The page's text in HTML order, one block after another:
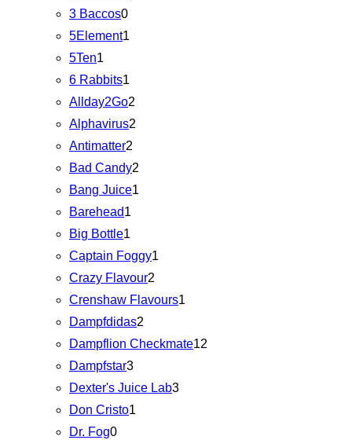
3 Baccos0
5Element1
5Ten1
6 Rabbits1
Allday2Go2
Alphavirus2
Antimatter2
Bad Candy2
Bang Juice1
Barehead1
Big Bottle1
Captain Foggy1
Crazy Flavour2
Crenshaw Flavours1
Dampfdidas2
Dampflion Checkmate12
Dampfstar3
Dexter's Juice Lab3
Don Cristo1
Dr. Fog0